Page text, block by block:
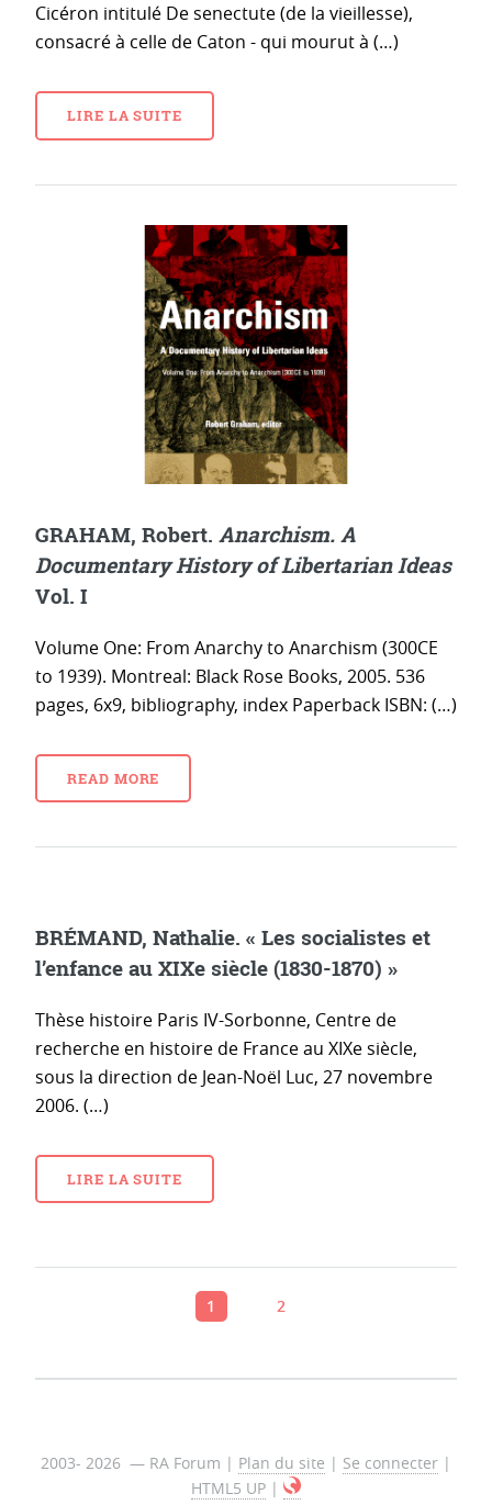
Cicéron intitulé De senectute (de la vieillesse),
consacré à celle de Caton - qui mourut à (…)
LIRE LA SUITE
GRAHAM, Robert. Anarchism. A
Documentary History of Libertarian Ideas
Vol. I
Volume One: From Anarchy to Anarchism (300CE
to 1939). Montreal: Black Rose Books, 2005. 536
pages, 6x9, bibliography, index Paperback ISBN: (…)
READ MORE
BRÉMAND, Nathalie. « Les socialistes et
l’enfance au XIXe siècle (1830-1870) »
Thèse histoire Paris IV-Sorbonne, Centre de
recherche en histoire de France au XIXe siècle,
sous la direction de Jean-Noël Luc, 27 novembre
2006. (…)
LIRE LA SUITE
1 2
2003- 2026 — RA Forum | Plan du site | Se connecter |
HTML5 UP |